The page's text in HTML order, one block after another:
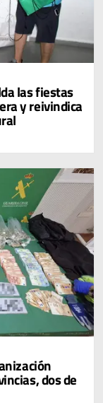
las fiestas
y reivindica
dos de